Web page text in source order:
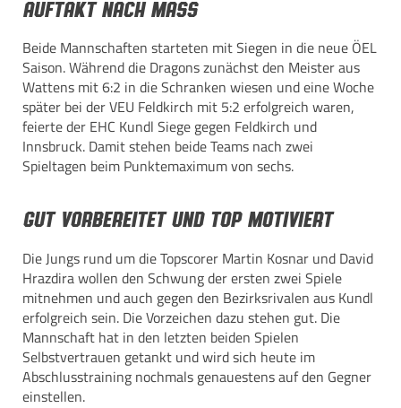
Auftakt nach Mass
Beide Mannschaften starteten mit Siegen in die neue ÖEL
Saison. Während die Dragons zunächst den Meister aus
Wattens mit 6:2 in die Schranken wiesen und eine Woche
später bei der VEU Feldkirch mit 5:2 erfolgreich waren,
feierte der EHC Kundl Siege gegen Feldkirch und
Innsbruck. Damit stehen beide Teams nach zwei
Spieltagen beim Punktemaximum von sechs.
Gut vorbereitet und top motiviert
Die Jungs rund um die Topscorer Martin Kosnar und David
Hrazdira wollen den Schwung der ersten zwei Spiele
mitnehmen und auch gegen den Bezirksrivalen aus Kundl
erfolgreich sein. Die Vorzeichen dazu stehen gut. Die
Mannschaft hat in den letzten beiden Spielen
Selbstvertrauen getankt und wird sich heute im
Abschlusstraining nochmals genauestens auf den Gegner
einstellen.